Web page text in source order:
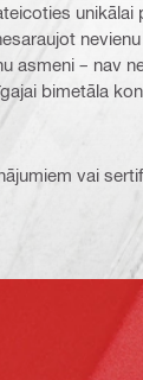
unikālai
asmeni – nav
bimetāla
vai